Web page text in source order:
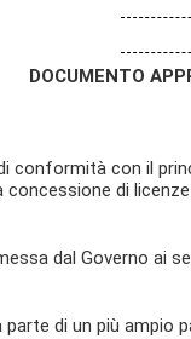
DOCUMENTO
conformità con il
concessione di
dal Governo ai
di un più ampio